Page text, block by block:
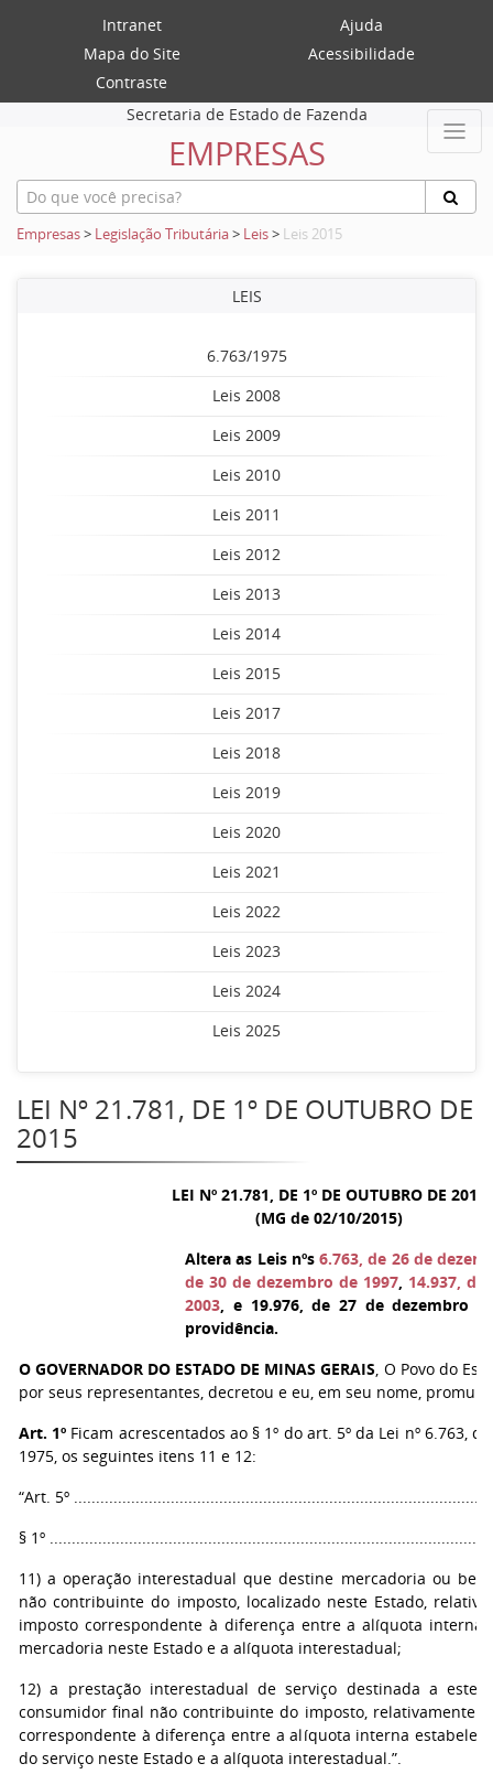
Intranet
Ajuda
Mapa do Site
Acessibilidade
Contraste
Secretaria de Estado de Fazenda
EMPRESAS
Empresas> Legislação Tributária> Leis> Leis 2015
LEIS
6.763/1975
Leis 2008
Leis 2009
Leis 2010
Leis 2011
Leis 2012
Leis 2013
Leis 2014
Leis 2015
Leis 2017
Leis 2018
Leis 2019
Leis 2020
Leis 2021
Leis 2022
Leis 2023
Leis 2024
Leis 2025
LEI Nº 21.781, DE 1º DE OUTUBRO DE
2015
LEI Nº 21.781, DE 1º DE OUTUBRO DE 2015
(MG de 02/10/2015)
Altera as Leis nºs6.763, de 26 de
de 30 de dezembro de 1997, 14.937,
2003, e 19.976, de 27 de dezembro
providência.
O GOVERNADOR DO ESTADO DE MINAS GERAIS, O Povo do
por seus representantes, decretou e eu, em seu nome,
Art. 1º Ficam acrescentados ao § 1º do art. 5º da Lei nº 6.763,
1975, os seguintes itens 11 e 12:
“Art. 5º
§ 1º
11) a operação interestadual que destine mercadoria ou
não contribuinte do imposto, localizado neste Estado,
imposto correspondente à diferença entre a alíquota interna
mercadoria neste Estado e a alíquota interestadual;
12) a prestação interestadual de serviço destinada a este
consumidor final não contribuinte do imposto, relativamente
correspondente à diferença entre a alíquota interna
do serviço neste Estado e a alíquota interestadual.”.